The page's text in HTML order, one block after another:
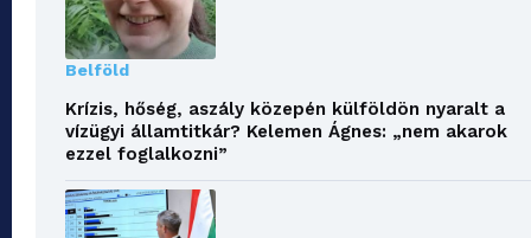
Belföld
Krízis, hőség, aszály közepén külföldön nyaralt a
vízügyi államtitkár? Kelemen Ágnes: „nem akarok
ezzel foglalkozni”